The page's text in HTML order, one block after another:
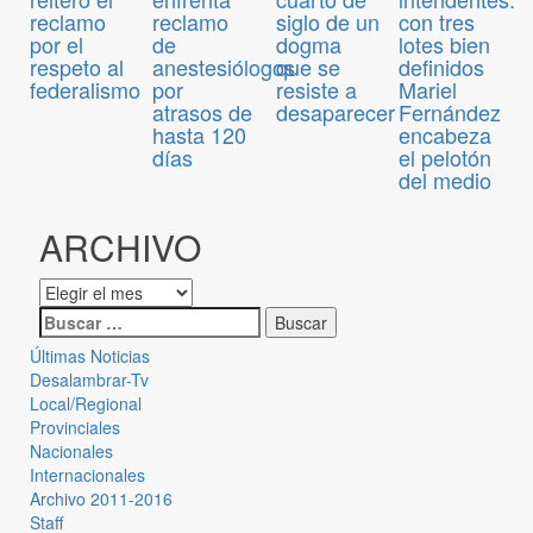
reclamo
por el
respeto al
federalismo
reclamo
de
anestesiólogos
por
atrasos de
hasta 120
días
siglo de un
dogma
que se
resiste a
desaparecer
con tres
lotes bien
definidos
Mariel
Fernández
encabeza
el pelotón
del medio
ARCHIVO
Últimas Noticias
Desalambrar-Tv
Local/Regional
Provinciales
Nacionales
Internacionales
Archivo 2011-2016
Staff